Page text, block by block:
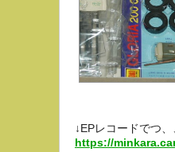
↓EPレコードでつ、
https://